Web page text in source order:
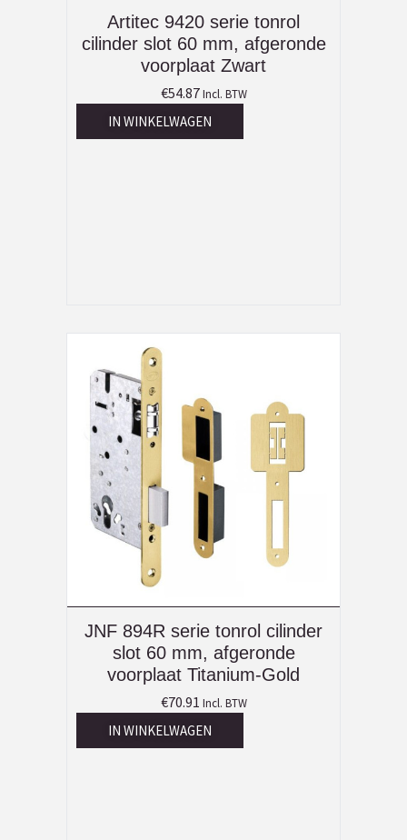
Artitec 9420 serie tonrol
cilinder slot 60 mm, afgeronde
voorplaat Zwart
€54.87 Incl. BTW
IN WINKELWAGEN
JNF 894R serie tonrol cilinder
slot 60 mm, afgeronde
voorplaat Titanium-Gold
€70.91 Incl. BTW
IN WINKELWAGEN